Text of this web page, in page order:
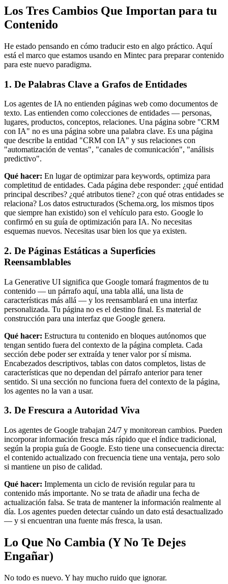
Los Tres Cambios Que Importan para tu
Contenido
He estado pensando en cómo traducir esto en algo práctico. Aquí
está el marco que estamos usando en Mintec para preparar contenido
para este nuevo paradigma.
1. De Palabras Clave a Grafos de Entidades
Los agentes de IA no entienden páginas web como documentos de
texto. Las entienden como colecciones de entidades — personas,
lugares, productos, conceptos, relaciones. Una página sobre "CRM
con IA" no es una página sobre una palabra clave. Es una página
que describe la entidad "CRM con IA" y sus relaciones con
"automatización de ventas", "canales de comunicación", "análisis
predictivo".
Qué hacer: En lugar de optimizar para keywords, optimiza para
completitud de entidades. Cada página debe responder: ¿qué entidad
principal describes? ¿qué atributos tiene? ¿con qué otras entidades se
relaciona? Los datos estructurados (Schema.org, los mismos tipos
que siempre han existido) son el vehículo para esto. Google lo
confirmó en su guía de optimización para IA. No necesitas
esquemas nuevos. Necesitas usar bien los que ya existen.
2. De Páginas Estáticas a Superficies
Reensamblables
La Generative UI significa que Google tomará fragmentos de tu
contenido — un párrafo aquí, una tabla allá, una lista de
características más allá — y los reensamblará en una interfaz
personalizada. Tu página no es el destino final. Es material de
construcción para una interfaz que Google genera.
Qué hacer: Estructura tu contenido en bloques autónomos que
tengan sentido fuera del contexto de la página completa. Cada
sección debe poder ser extraída y tener valor por sí misma.
Encabezados descriptivos, tablas con datos completos, listas de
características que no dependan del párrafo anterior para tener
sentido. Si una sección no funciona fuera del contexto de la página,
los agentes no la van a usar.
3. De Frescura a Autoridad Viva
Los agentes de Google trabajan 24/7 y monitorean cambios. Pueden
incorporar información fresca más rápido que el índice tradicional,
según la propia guía de Google. Esto tiene una consecuencia directa:
el contenido actualizado con frecuencia tiene una ventaja, pero solo
si mantiene un piso de calidad.
Qué hacer: Implementa un ciclo de revisión regular para tu
contenido más importante. No se trata de añadir una fecha de
actualización falsa. Se trata de mantener la información realmente al
día. Los agentes pueden detectar cuándo un dato está desactualizado
— y si encuentran una fuente más fresca, la usan.
Lo Que No Cambia (Y No Te Dejes
Engañar)
No todo es nuevo. Y hay mucho ruido que ignorar.